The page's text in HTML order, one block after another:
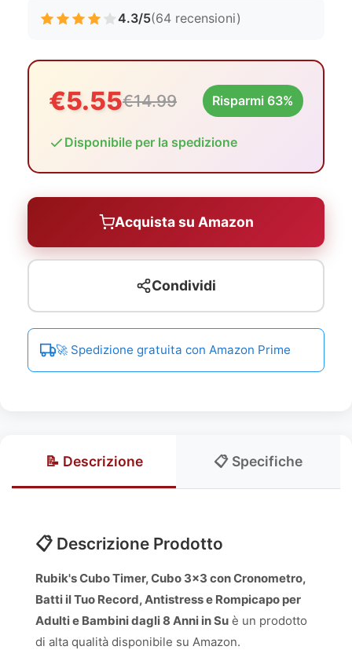
4.3/5(64 recensioni)
€5.55€14.99 Risparmi 63%
Disponibile per la spedizione
Acquista su Amazon
Condividi
🚀 Spedizione gratuita con Amazon Prime
📝 Descrizione 📋 Specifiche
📋 Descrizione Prodotto
Rubik's Cubo Timer, Cubo 3x3 con Cronometro,
Batti il Tuo Record, Antistress e Rompicapo per
Adulti e Bambini dagli 8 Anni in Su è un prodotto
di alta qualità disponibile su Amazon.